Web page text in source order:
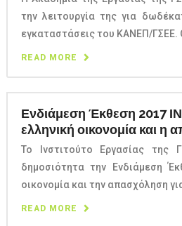
την λειτουργία της για
εγκαταστάσεις του ΚΑΝΕΠ/ΓΣΕΕ.
READ MORE
Ενδιάμεση Έκθεση 2017
ελληνική οικονομία και η
Το Ινστιτούτο Εργασίας
δημοσιότητα την Ενδιάμεση
οικονομία και την απασχόληση
READ MORE